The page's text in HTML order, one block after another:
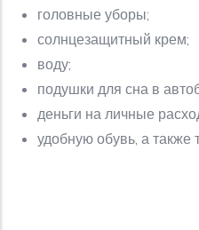
головные уборы;
солнцезащитный крем;
воду;
подушки для сна в
деньги на личные
удобную обувь, а